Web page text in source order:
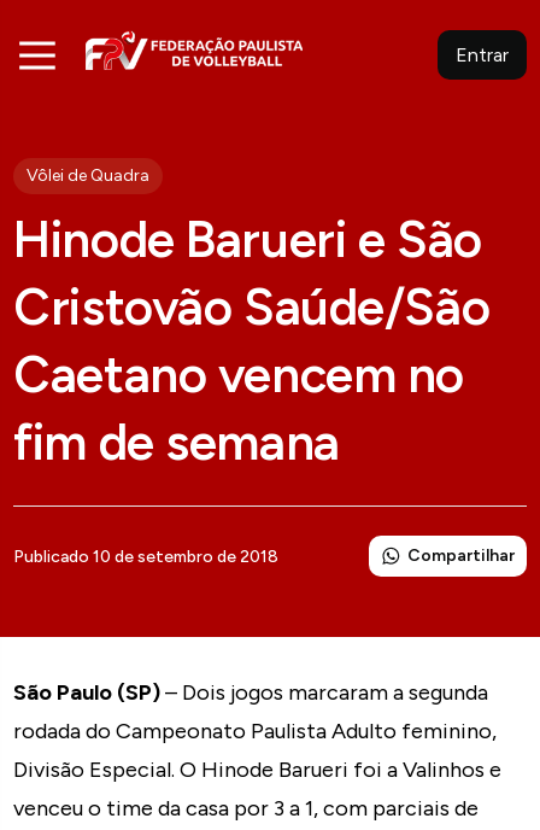
Entrar
Vôlei de Quadra
Hinode Barueri e São
Cristovão Saúde/São
Caetano vencem no
fim de semana
Publicado 10 de setembro de 2018 Compartilhar
São Paulo (SP)– Dois jogos marcaram a segunda
rodada do Campeonato Paulista Adulto feminino,
Divisão Especial. O Hinode Barueri foi a Valinhos e
venceu o time da casa por 3 a 1, com parciais de